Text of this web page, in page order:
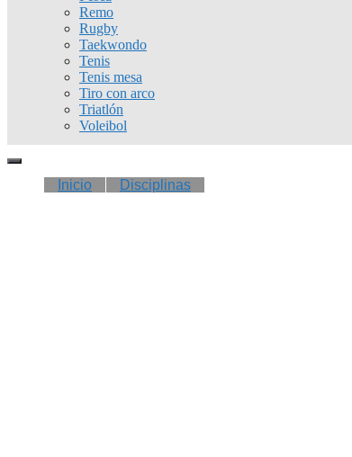
Remo
Rugby
Taekwondo
Tenis
Tenis mesa
Tiro con arco
Triatlón
Voleibol
Inicio Disciplinas